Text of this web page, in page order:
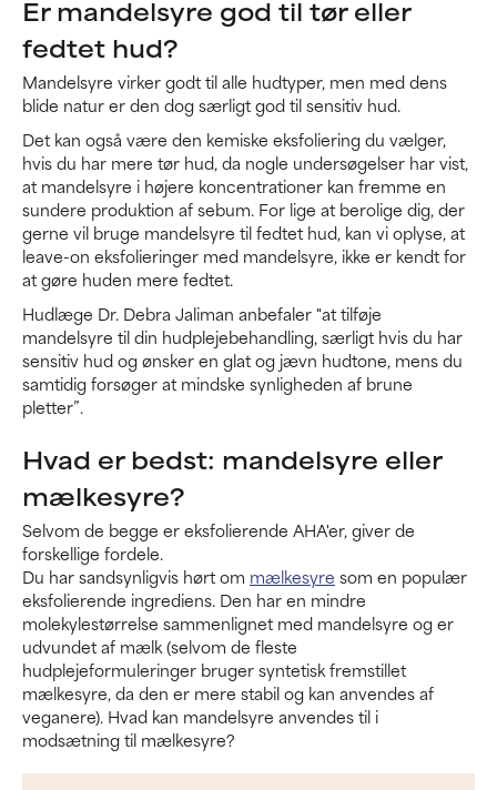
Er mandelsyre god til tør eller
fedtet hud?
Mandelsyre virker godt til alle hudtyper, men med dens
blide natur er den dog særligt god til sensitiv hud.
Det kan også være den kemiske eksfoliering du vælger,
hvis du har mere tør hud, da nogle undersøgelser har vist,
at mandelsyre i højere koncentrationer kan fremme en
sundere produktion af sebum. For lige at berolige dig, der
gerne vil bruge mandelsyre til fedtet hud, kan vi oplyse, at
leave-on eksfolieringer med mandelsyre, ikke er kendt for
at gøre huden mere fedtet.
Hudlæge Dr. Debra Jaliman anbefaler "at tilføje
mandelsyre til din hudplejebehandling, særligt hvis du har
sensitiv hud og ønsker en glat og jævn hudtone, mens du
samtidig forsøger at mindske synligheden af brune
pletter”.
Hvad er bedst: mandelsyre eller
mælkesyre?
Selvom de begge er eksfolierende AHA'er, giver de
forskellige fordele.
Du har sandsynligvis hørt om mælkesyre som en populær
eksfolierende ingrediens. Den har en mindre
molekylestørrelse sammenlignet med mandelsyre og er
udvundet af mælk (selvom de fleste
hudplejeformuleringer bruger syntetisk fremstillet
mælkesyre, da den er mere stabil og kan anvendes af
veganere). Hvad kan mandelsyre anvendes til i
modsætning til mælkesyre?